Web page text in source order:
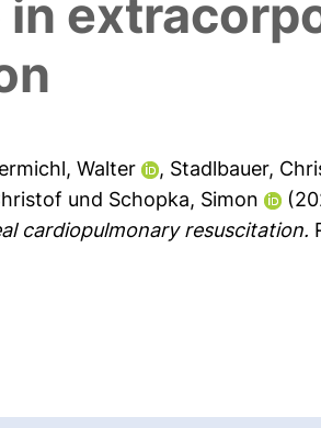
Walter , Stadlbauer,
und Schopka, Simon
cardiopulmonary resuscitation.